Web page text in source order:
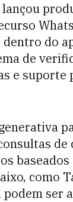
do
de
e
como
ser